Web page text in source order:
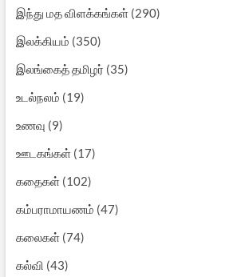
இந்து மத விளக்கங்கள்(290)
இலக்கியம் (350)
இலங்கைத் தமிழர் (35)
உடல்நலம் (19)
உணவு (9)
ஊடகங்கள்(17)
கதைகள்(102)
கம்பராமாயணம் (47)
கலைகள்(74)
கல்வி (43)